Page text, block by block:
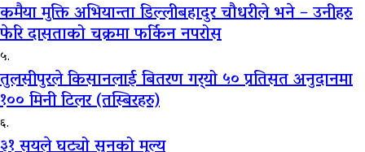
कमैया मुक्ति अभियान्ता डिल्लीबहादुर चौधरीले भने – उनीहरु
फेरि दासताको चक्रमा फर्किन नपरोस
५.
तुलसीपुरले किसानलाई बितरण गर्‍यो ५० प्रतिसत अनुदानमा
१०० मिनी टिलर (तस्बिरहरु)
६.